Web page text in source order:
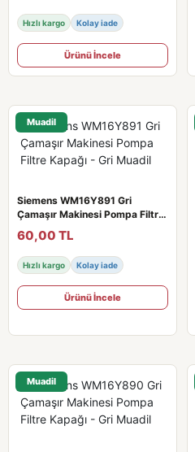
Hızlı kargo Kolay iade
Ürünü İncele
Muadil
Siemens WM16Y891 Gri
Çamaşır Makinesi Pompa Filtre
60,00 TL
Hızlı kargo Kolay iade
Ürünü İncele
Muadil